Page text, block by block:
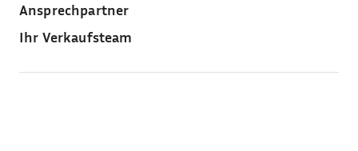
Ansprechpartner
Ihr Verkaufsteam